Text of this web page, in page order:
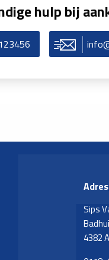
hulp bij
Sips
4382